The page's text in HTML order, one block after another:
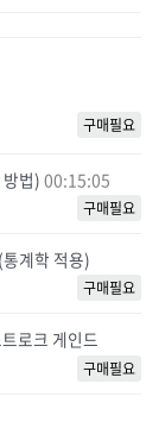
구매필요
법) 00:15:05
구매필요
계학 적용)
구매필요
로크 게인드
구매필요